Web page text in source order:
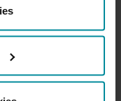
momento